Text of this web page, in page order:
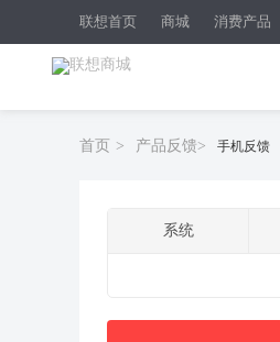
联想首页 商城 消费产品
首页 > 产品反馈> 手机反馈
系统